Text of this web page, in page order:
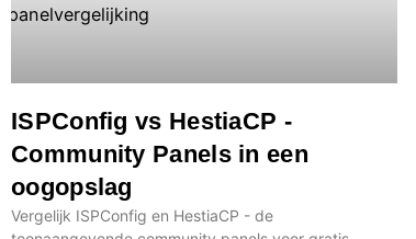
ISPConfig vs HestiaCP -
Community Panels in een
oogopslag
Vergelijk ISPConfig en HestiaCP - de